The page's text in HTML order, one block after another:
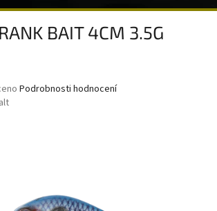
BAIT 4CM 3.5G
Podrobnosti hodnocení